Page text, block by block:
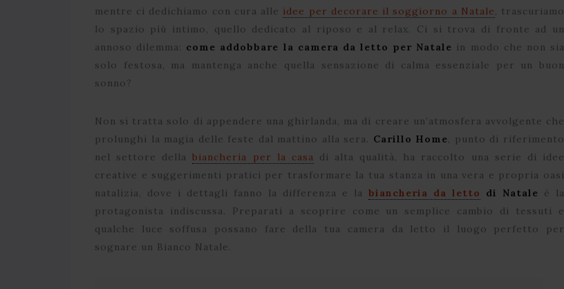
mentre ci dedichiamo con cura alle idee per decorare il soggiorno a Natale , trascuriamo
lo spazio più intimo, quello dedicato al riposo e al relax. Ci si trova di fronte ad un
annoso dilemma: come addobbare la camera da letto per Natale in modo che non sia
solo festosa, ma mantenga anche quella sensazione di calma essenziale per un buon
sonno?
Non si tratta solo di appendere una ghirlanda, ma di creare un’atmosfera avvolgente che
prolunghi la magia delle feste dal mattino alla sera. Carillo Home , punto di riferimento
nel settore dellabiancheria per la casa
di alta qualità, ha raccolto una serie di idee
creative e suggerimenti pratici per trasformare la tua stanza in una vera e propria oasi
natalizia, dove i dettagli fanno la differenza e la biancheria da letto di Natale è la
protagonista indiscussa. Preparati a scoprire come un semplice cambio di tessuti e
qualche luce soffusa possano fare della tua camera da letto il luogo perfetto per
sognare un Bianco Natale.